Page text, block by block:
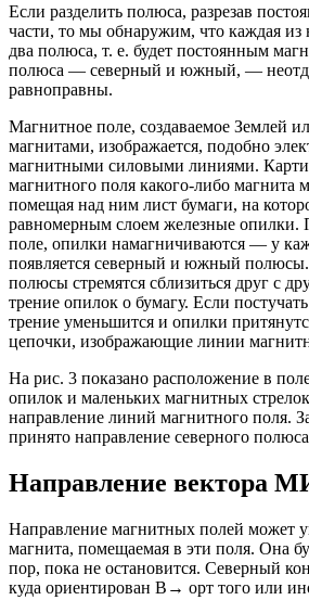
Если разделить полюса, разрезав
части, то мы обнаружим, что каждая из
два полюса, т. е. будет постоянным
полюса — северный и южный, —
равноправны.
Магнитное поле, создаваемое Землей
магнитами, изображается, подобно
магнитными силовыми линиями.
магнитного поля какого-либо магнита
помещая над ним лист бумаги, на
равномерным слоем железные опилки.
поле, опилки намагничиваются — у
появляется северный и южный
полюсы стремятся сблизиться друг с
трение опилок о бумагу. Если
трение уменьшится и опилки
цепочки, изображающие линии
На рис. 3 показано расположение в
опилок и маленьких магнитных
направление линий магнитного поля.
принято направление северного
Направление вектора
Направление магнитных полей может
магнита, помещаемая в эти поля. Она
пор, пока не остановится. Северный
куда ориентирован B→ орт того или